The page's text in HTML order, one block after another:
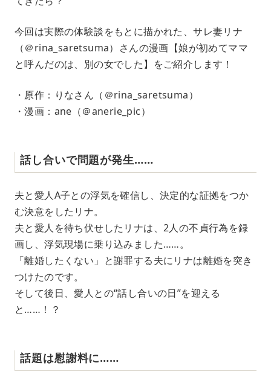
今回は実際の体験談をもとに描かれた、サレ妻リナ
（＠rina_saretsuma）さんの漫画【娘が初めてママ
と呼んだのは、別の女でした】をご紹介します！
・原作：りなさん（＠rina_saretsuma）
・漫画：ane（＠anerie_pic）
話し合いで問題が発生……
夫と愛人A子との浮気を確信し、決定的な証拠をつか
む決意をしたリナ。
夫と愛人を待ち伏せしたリナは、2人の不貞行為を録
画し、浮気現場に乗り込みました……。
「離婚したくない」と謝罪する夫にリナは離婚を突き
つけたのです。
そして後日、愛人との“話し合いの日”を迎える
と……！？
話題は慰謝料に……